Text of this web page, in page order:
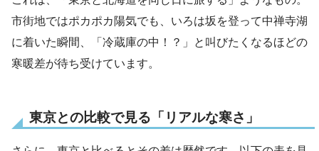
市街地ではポカポカ陽気でも、いろは坂を登って中禅寺湖
に着いた瞬間、「冷蔵庫の中！？」と叫びたくなるほどの
寒暖差が待ち受けています。
東京との比較で見る「リアルな寒さ」